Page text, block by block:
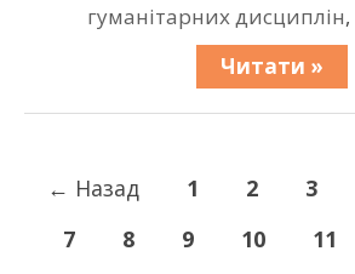
гуманітарних дисциплін,
Читати »
← Назад 1 2 3
7
8 9 10 11